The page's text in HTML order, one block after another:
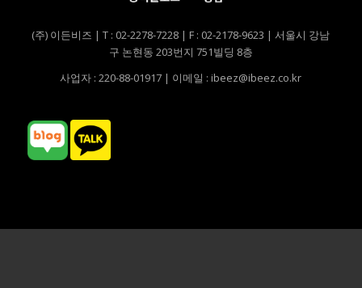
(주) 이든비즈 | T : 02-2278-7228 | F : 02-2178-9623 | 서울시 강남
구 논현동 203번지 751빌딩 8층
사업자 : 220-88-01917 | 이메일 : ibeez@ibeez.co.kr